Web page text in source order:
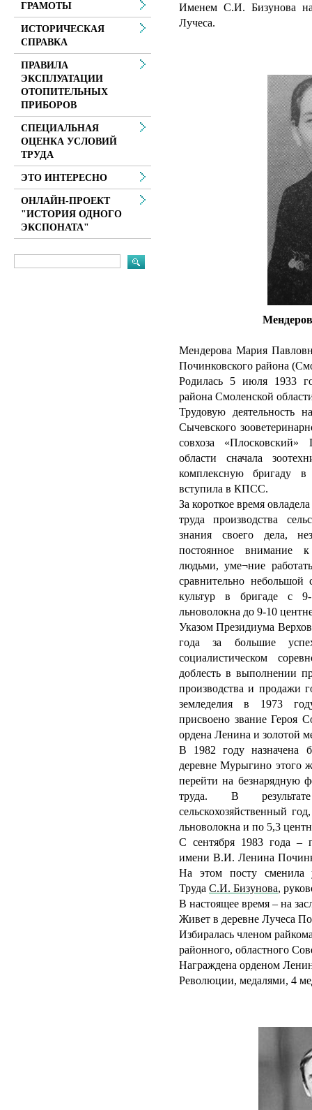
Именем С.И. Бизунова
Лучеса.
Мендерова Мария
Починковского района
Родилась 5 июля 1933
района Смоленской
Трудовую деятельность
Сычевского
совхоза «Плосковский»
области сначала
комплексную бригаду
вступила в КПСС.
За короткое время
труда производства
знания своего дела,
постоянное внимание
людьми, уме¬ние
сравнительно небольшой
культур в бригаде с
льноволокна до 9-10
Указом Президиума
года за большие
социалистическом
доблесть в выполнении
производства и продажи
земледелия в 1973
присвоено звание Героя
ордена Ленина и золотой
В 1982 году назначена
деревне Мурыгино этого
перейти на безнарядную
труда. В
сельскохозяйственный
льноволокна и по 5,3
С сентября 1983 года –
имени В.И. Ленина
На этом посту сменила
Труда С.И. Бизунова,
В настоящее время – на
Живет в деревне Лучеса
Избиралась членом
районного, областного
Награждена орденом
Революции, медалями, 4
ГРАМОТЫ
ИСТОРИЧЕСКАЯ
СПРАВКА
ПРАВИЛА
ЭКСПЛУАТАЦИИ
ОТОПИТЕЛЬНЫХ
ПРИБОРОВ
СПЕЦИАЛЬНАЯ
ОЦЕНКА УСЛОВИЙ
ТРУДА
ЭТО ИНТЕРЕСНО
ОНЛАЙН-ПРОЕКТ
"ИСТОРИЯ ОДНОГО
ЭКСПОНАТА"